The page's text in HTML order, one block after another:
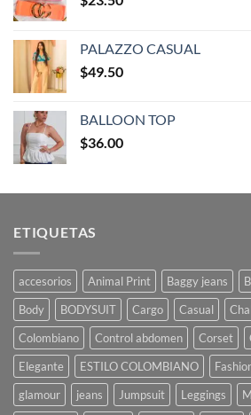
PALAZZO CASUAL
$49.50
BALLOON TOP
$36.00
ETIQUETAS
accesorios Animal Print Baggy jeans
Body
BODYSUIT Cargo Casual
Colombiano
Control abdomen Corset
Elegante
ESTILO COLOMBIANO
glamour
jeans Jumpsuit Leggings